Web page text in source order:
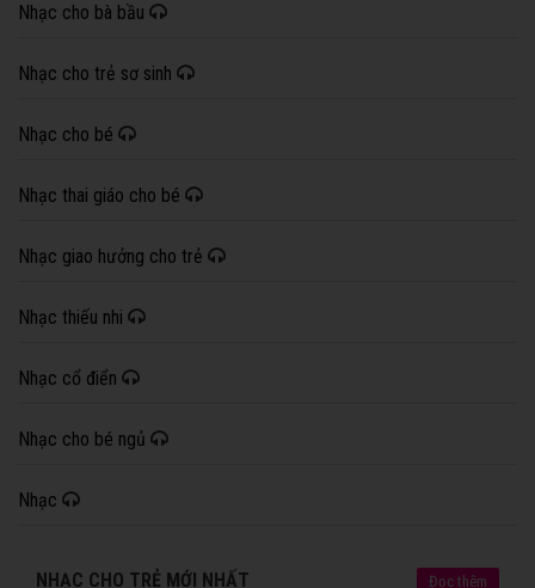
Nhạc cho bà bầu
Nhạc cho trẻ sơ sinh
Nhạc cho bé
Nhạc thai giáo cho bé
Nhạc giao hưởng cho trẻ
Nhạc thiếu nhi
Nhạc cổ điển
Nhạc cho bé ngủ
Nhạc
NHẠC CHO TRẺ MỚI NHẤT Đọc thêm